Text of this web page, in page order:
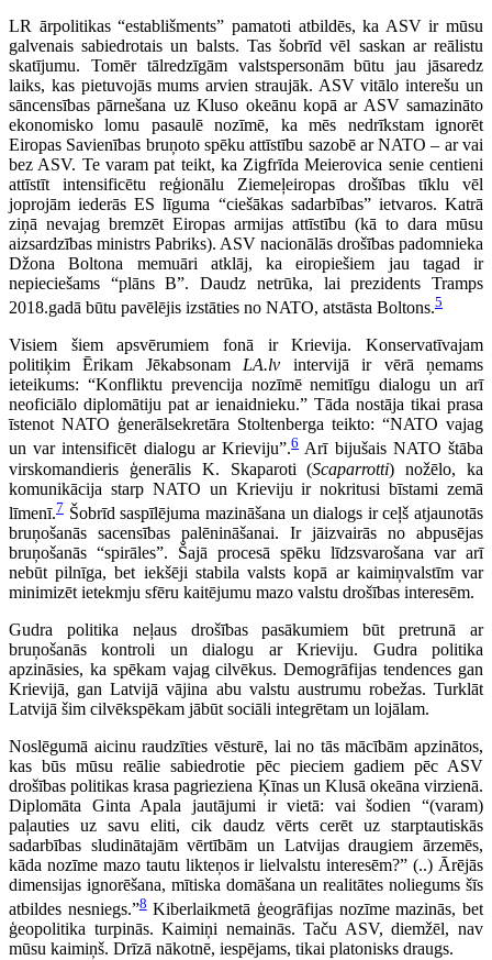
LR ārpolitikas “establišments” pamatoti atbildēs, ka ASV ir mūsu
galvenais sabiedrotais un balsts. Tas šobrīd vēl saskan ar reālistu
skatījumu. Tomēr tālredzīgām valstspersonām būtu jau jāsaredz
laiks, kas pietuvojās mums arvien straujāk. ASV vitālo interešu un
sāncensības pārnešana uz Kluso okeānu kopā ar ASV samazināto
ekonomisko lomu pasaulē nozīmē, ka mēs nedrīkstam ignorēt
Eiropas Savienības bruņoto spēku attīstību sazobē ar NATO – ar vai
bez ASV. Te varam pat teikt, ka Zigfrīda Meierovica senie centieni
attīstīt intensificētu reģionālu Ziemeļeiropas drošības tīklu vēl
joprojām iederās ES līguma “ciešākas sadarbības” ietvaros. Katrā
ziņā nevajag bremzēt Eiropas armijas attīstību (kā to dara mūsu
aizsardzības ministrs Pabriks). ASV nacionālās drošības padomnieka
Džona Boltona memuāri atklāj, ka eiropiešiem jau tagad ir
nepieciešams “plāns B”. Daudz netrūka, lai prezidents Tramps
2018.gadā būtu pavēlējis izstāties no NATO, atstāsta Boltons.5
Visiem šiem apsvērumiem fonā ir Krievija. Konservatīvajam
politiķim Ērikam JēkabsonamLA.lv intervijā ir vērā ņemams
ieteikums: “Konfliktu prevencija nozīmē nemitīgu dialogu un arī
neoficiālo diplomātiju pat ar ienaidnieku.” Tāda nostāja tikai prasa
īstenot NATO ģenerālsekretāra Stoltenberga teikto: “NATO vajag
un var intensificēt dialogu ar Krieviju”.6Arī bijušais NATO štāba
virskomandieris ģenerālis K. Skaparoti (Scaparrotti) nožēlo, ka
komunikācija starp NATO un Krieviju ir nokritusi bīstami zemā
līmenī.7 Šobrīd saspīlējuma mazināšana un dialogs ir ceļš atjaunotās
bruņošanās sacensības palēnināšanai. Ir jāizvairās no abpusējas
bruņošanās “spirāles”. Šajā procesā spēku līdzsvarošana var arī
nebūt pilnīga, bet iekšēji stabila valsts kopā ar kaimiņvalstīm var
minimizēt ietekmju sfēru kaitējumu mazo valstu drošības interesēm.
Gudra politika neļaus drošības pasākumiem būt pretrunā ar
bruņošanās kontroli un dialogu ar Krieviju. Gudra politika
apzināsies, ka spēkam vajag cilvēkus. Demogrāfijas tendences gan
Krievijā, gan Latvijā vājina abu valstu austrumu robežas. Turklāt
Latvijā šim cilvēkspēkam jābūt sociāli integrētam un lojālam.
Noslēgumā aicinu raudzīties vēsturē, lai no tās mācībām apzinātos,
kas būs mūsu reālie sabiedrotie pēc pieciem gadiem pēc ASV
drošības politikas krasa pagrieziena Ķīnas un Klusā okeāna virzienā.
Diplomāta Ginta Apala jautājumi ir vietā: vai šodien “(varam)
paļauties uz savu eliti, cik daudz vērts cerēt uz starptautiskās
sadarbības sludinātajām vērtībām un Latvijas draugiem ārzemēs,
kāda nozīme mazo tautu likteņos ir lielvalstu interesēm?” (..) Ārējās
dimensijas ignorēšana, mītiska domāšana un realitātes noliegums šīs
atbildes nesniegs.”8Kiberlaikmetā ģeogrāfijas nozīme mazinās, bet
ģeopolitika turpinās. Kaimiņi nemainās. Taču ASV, diemžēl, nav
mūsu kaimiņš. Drīzā nākotnē, iespējams, tikai platonisks draugs.